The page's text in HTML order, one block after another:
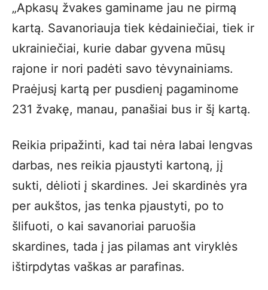
„Apkasų žvakes gaminame jau ne pirmą
kartą. Savanoriauja tiek kėdainiečiai, tiek ir
ukrainiečiai, kurie dabar gyvena mūsų
rajone ir nori padėti savo tėvynainiams.
Praėjusį kartą per pusdienį pagaminome
231 žvakę, manau, panašiai bus ir šį kartą.
Reikia pripažinti, kad tai nėra labai lengvas
darbas, nes reikia pjaustyti kartoną, jį
sukti, dėlioti į skardines. Jei skardinės yra
per aukštos, jas tenka pjaustyti, po to
šlifuoti, o kai savanoriai paruošia
skardines, tada į jas pilamas ant viryklės
ištirpdytas vaškas ar parafinas.